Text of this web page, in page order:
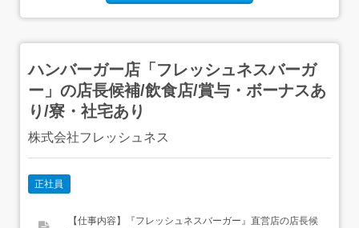
ハンバーガー店「フレッシュネスバーガ
ー」の店長候補/飲食店/賞与・ボーナスあ
り/寮・社宅あり
株式会社フレッシュネス
正社員
【仕事内容】『フレッシュネスバーガー』直営店の店長候